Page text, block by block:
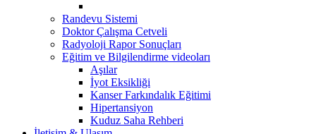
Randevu Sistemi
Doktor Çalışma Cetveli
Radyoloji Rapor Sonuçları
Eğitim ve Bilgilendirme videoları
Aşılar
İyot Eksikliği
Kanser Farkındalık Eğitimi
Hipertansiyon
Kuduz Saha Rehberi